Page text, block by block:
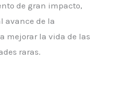
de gran impacto,
avance de la
mejorar la vida de las
raras.